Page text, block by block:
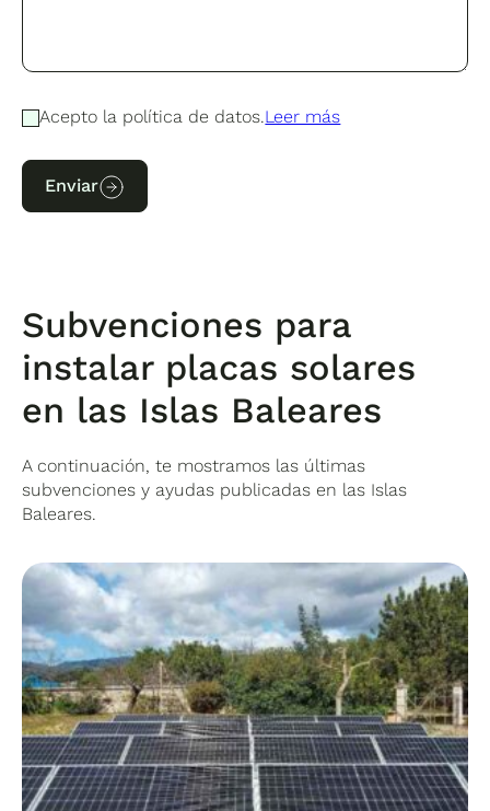
Acepto la política de datos.Leer más
Enviar
Subvenciones para
instalar placas solares
en las Islas Baleares
A continuación, te mostramos las últimas
subvenciones y ayudas publicadas en las Islas
Baleares.